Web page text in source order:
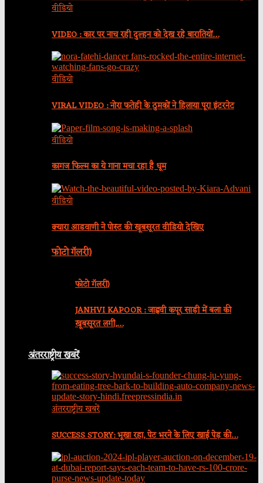
वीडियो
VIDEO : कार पर नाच रही दुल्हन को देख रहे बारातियों…
वीडियो
VIRAL VIDEO : नोरा फतेही के ठुमकों ने हिलाया पूरा इंटरनेट
वीडियो
कागज फिल्म का ये गाना मचा रहा है धूम
वीडियो
क्यारा आडवाणी ने पोस्ट की खूबसूरत वीडियो देखिए
फोटो गॅलरी)
फोटो गॅलरी)
JANHVI KAPOOR : जाह्नवी कपूर साड़ी में बला की
खूबसूरत लगीं,…
अंतरराष्ट्रीय खबरें
अंतरराष्ट्रीय खबरें
SUCCESS STORY: भूखा रहा, पेट भरने के लिए खाई पेड़ की…